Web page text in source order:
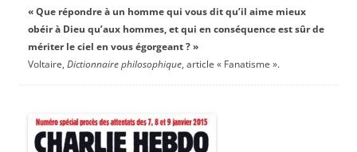
« Que répondre à un homme qui vous dit qu’il aime mieux
obéir à Dieu qu’aux hommes, et qui en conséquence est sûr de
mériter le ciel en vous égorgeant ? »
Voltaire, Dictionnaire philosophique, article « Fanatisme ».